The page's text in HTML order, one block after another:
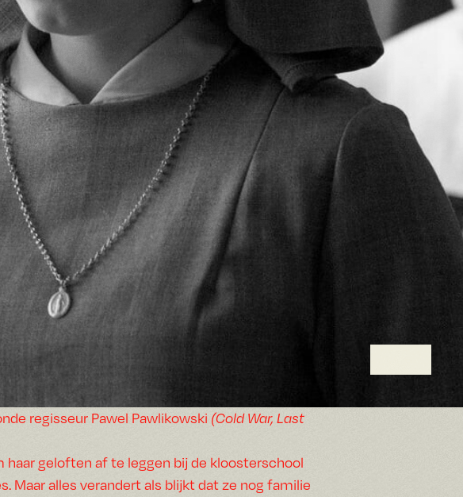
regisseur Pawel Pawlikowski (Cold War, Last
haar geloften af te leggen bij de kloosterschool
Maar alles verandert als blijkt dat ze nog familie